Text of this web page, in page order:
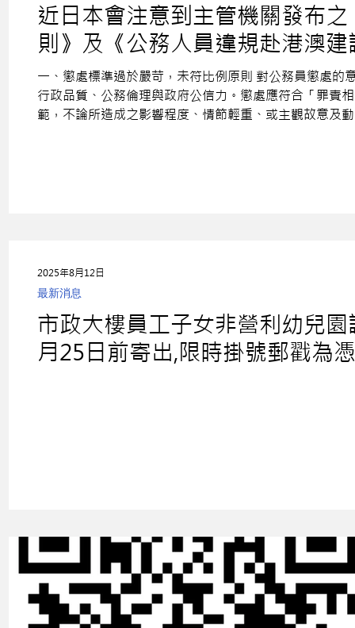
近日本會注意到主管機關發布
則》及《公務人員違規赴港澳
或通報之公務人員，一律採取
施。本會深感遺憾與嚴正立場
一、懲處標準過於嚴苛，未符比例原則 對公務員懲處
行政品質、公務倫理與政府公信力。懲處應符合「罪責
範，不論所造成之影響程度、情節輕重、或主觀故意及
市政大樓員工子女非營利幼兒
月25日前寄出,限時掛號郵戳為
最新消息
2025年8月12日